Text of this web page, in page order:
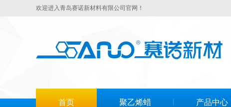
欢迎进入青岛赛诺新材料有限公司官网！
首页 聚乙烯蜡 产品中心